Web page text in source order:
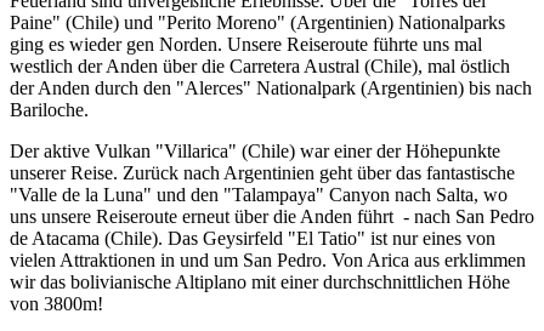
Paine" (Chile) und "Perito Moreno" (Argentinien) Nationalparks
ging es wieder gen Norden. Unsere Reiseroute führte uns mal
westlich der Anden über die Carretera Austral (Chile), mal östlich
der Anden durch den "Alerces" Nationalpark (Argentinien) bis nach
Bariloche.
Der aktive Vulkan "Villarica" (Chile) war einer der Höhepunkte
unserer Reise. Zurück nach Argentinien geht über das fantastische
"Valle de la Luna" und den "Talampaya" Canyon nach Salta, wo
uns unsere Reiseroute erneut über die Anden führt - nach San Pedro
de Atacama (Chile). Das Geysirfeld "El Tatio" ist nur eines von
vielen Attraktionen in und um San Pedro. Von Arica aus erklimmen
wir das bolivianische Altiplano mit einer durchschnittlichen Höhe
von 3800m!